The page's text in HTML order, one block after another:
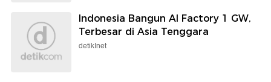
Indonesia Bangun AI Factory 1 GW,
Terbesar di Asia Tenggara
detikInet